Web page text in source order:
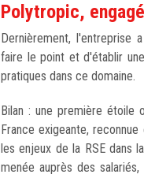
Polytropic,
Dernièrement, l'entreprise
faire le point et d'établir
pratiques dans ce domaine.
Bilan : une première étoile
France exigeante,
les enjeux de la RSE dans
menée auprès des